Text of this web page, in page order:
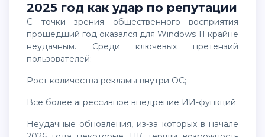
2025 год как удар по репутации
С точки зрения общественного восприятия
прошедший год оказался для Windows 11 крайне
неудачным. Среди ключевых претензий
пользователей:
рост количества рекламы внутри ОС;
всё более агрессивное внедрение ИИ-функций;
неудачные обновления, из-за которых в начале